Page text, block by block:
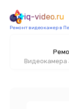
iq-video.ru
Ремонт видеокамер в
Видеокамера